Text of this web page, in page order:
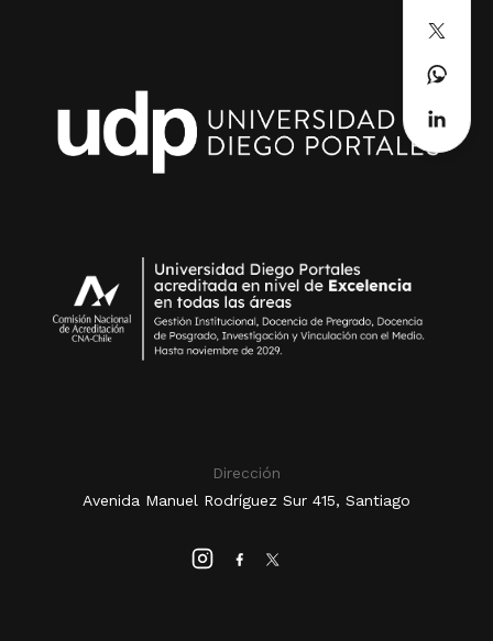
Dirección
Avenida Manuel Rodríguez Sur 415, Santiago